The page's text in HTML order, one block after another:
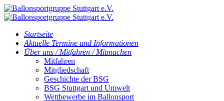
Startseite
Aktuelle Termine und Informationen
Über uns / Mitfahren / Mitmachen
Mitfahren
Mitgliedschaft
Geschichte der BSG
BSG Stuttgart und Umwelt
Wettbewerbe im Ballonsport